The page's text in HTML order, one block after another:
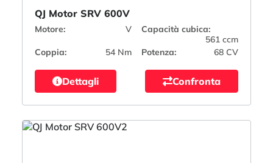
QJ Motor SRV 600V
Motore: V
Capacità cubica:
561 ccm
Coppia:
54 Nm Potenza: 68 CV
Dettagli Confronta